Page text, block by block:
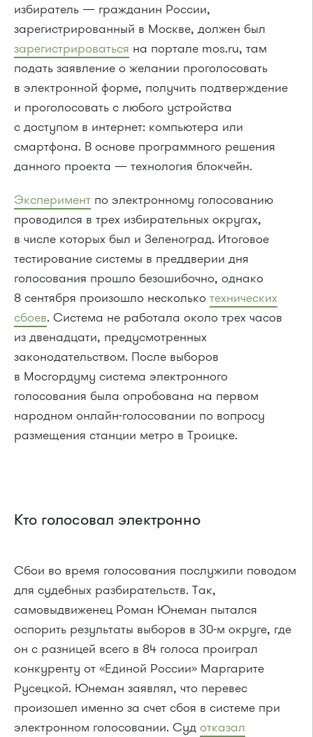
избиратель — гражданин России,
зарегистрированный в Москве, должен был
зарегистрироваться на портале mos.ru, там
подать заявление о желании проголосовать
в электронной форме, получить подтверждение
и проголосовать с любого устройства
с доступом в интернет: компьютера или
смартфона. В основе программного решения
данного проекта — технология блокчейн.
Эксперимент по электронному голосованию
проводился в трех избирательных округах,
в числе которых был и Зеленоград. Итоговое
тестирование системы в преддверии дня
голосования прошло безошибочно, однако
8 сентября произошло несколько технических
сбоев. Система не работала около трех часов
из двенадцати, предусмотренных
законодательством. После выборов
в Мосгордуму система электронного
голосования была опробована на первом
народном онлайн-голосовании по вопросу
размещения станции метро в Троицке.
Кто голосовал электронно
Сбои во время голосования послужили поводом
для судебных разбирательств. Так,
самовыдвиженец Роман Юнеман пытался
оспорить результаты выборов в 30-м округе, где
он с разницей всего в 84 голоса проиграл
конкуренту от «Единой России» Маргарите
Русецкой. Юнеман заявлял, что перевес
произошел именно за счет сбоя в системе при
электронном голосовании. Суд отказал